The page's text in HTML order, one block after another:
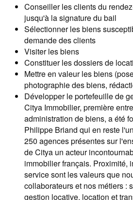
Conseiller les clients du
jusqu'à la signature du bail
Sélectionner les biens
demande des clients
Visiter les biens
Constituer les dossiers de
Mettre en valeur les biens
photographie des biens,
Développer le portefeuille de
Citya Immobilier, première
administration de biens, a été
Philippe Briand qui en reste
250 agences présentes sur
de Citya un acteur
immobilier français. Proximité,
service sont les valeurs que
collaborateurs et nos métiers :
gestion locative, location et